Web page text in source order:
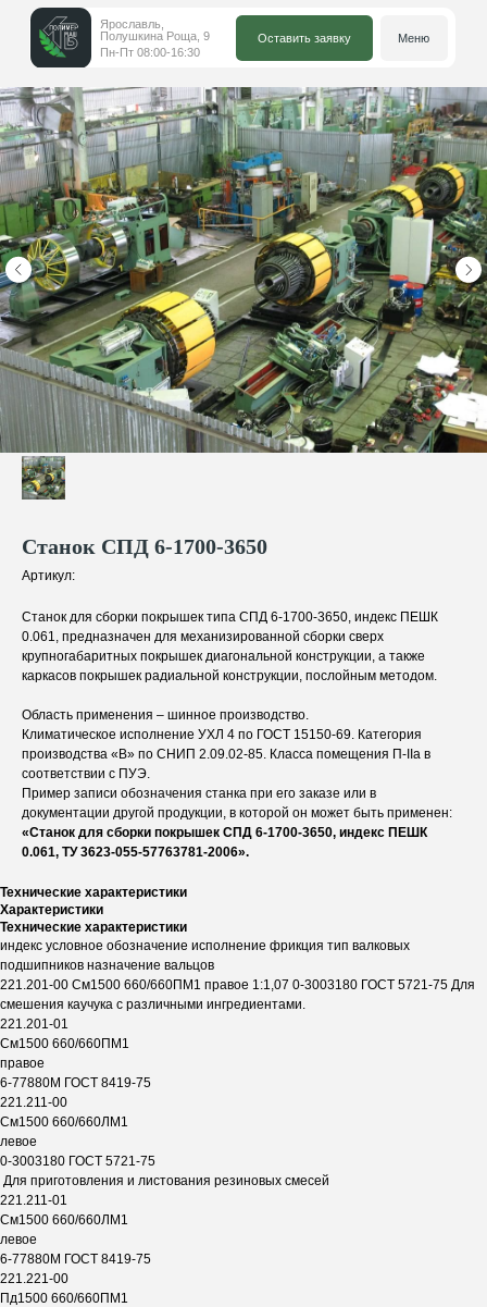
Ярославль,
Полушкина Роща, 9
Пн-Пт 08:00-16:30
Станок СПД 6-1700-3650
Артикул:
Станок для сборки покрышек типа СПД 6-1700-3650, индекс ПЕШК
0.061, предназначен для механизированной сборки сверх
крупногабаритных покрышек диагональной конструкции, а также
каркасов покрышек радиальной конструкции, послойным методом.
Область применения – шинное производство.
Климатическое исполнение УХЛ 4 по ГОСТ 15150-69. Категория
производства «В» по СНИП 2.09.02-85. Класса помещения П-IIа в
соответствии с ПУЭ.
Пример записи обозначения станка при его заказе или в
документации другой продукции, в которой он может быть применен:
«Станок для сборки покрышек СПД 6-1700-3650, индекс ПЕШК
0.061, ТУ 3623-055-57763781-2006».
Технические характеристики
Характеристики
Технические характеристики
индекс условное обозначение исполнение фрикция тип валковых
подшипников назначение вальцов
221.201-00 См1500 660/660ПМ1 правое 1:1,07 0-3003180 ГОСТ 5721-75 Для
смешения каучука с различными ингредиентами.
221.201-01
См1500 660/660ПМ1
правое
6-77880М ГОСТ 8419-75
221.211-00
См1500 660/660ЛМ1
левое
0-3003180 ГОСТ 5721-75
Для приготовления и листования резиновых смесей
221.211-01
См1500 660/660ЛМ1
левое
6-77880М ГОСТ 8419-75
221.221-00
Пд1500 660/660ПМ1